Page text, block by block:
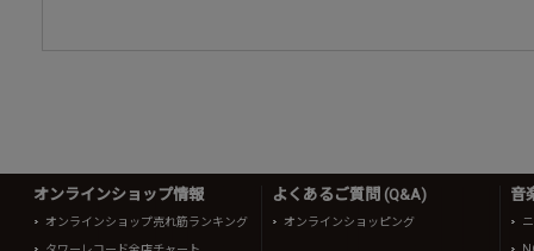
オンラインショップ情報
オンラインショップ売れ筋ランキング
よくあるご質問 (Q&A)
オンラインショッピング
音